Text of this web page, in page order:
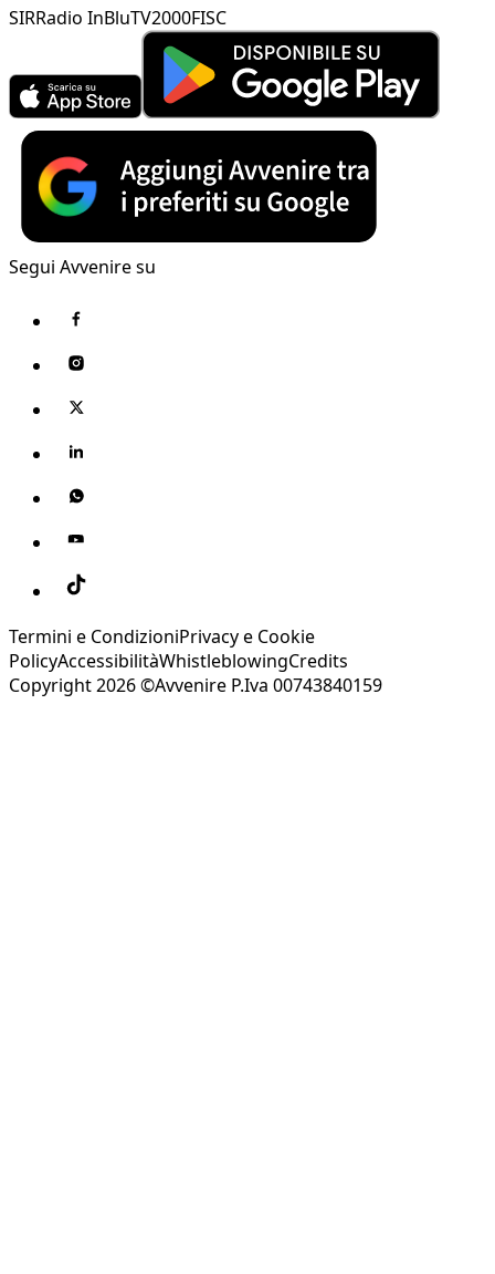
SIRRadio InBluTV2000FISC
Segui Avvenire su
Termini e CondizioniPrivacy e Cookie
PolicyAccessibilitàWhistleblowingCredits
Copyright 2026 ©Avvenire P.Iva 00743840159